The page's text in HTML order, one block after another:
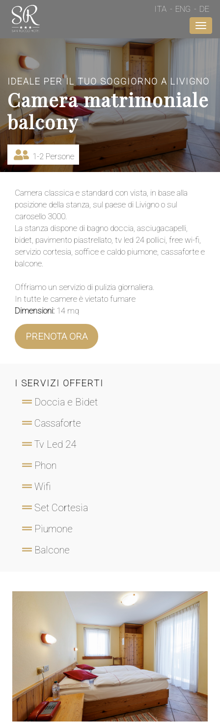
ITA ENG
DE
IDEALE PER IL TUO SOGGIORNO A LIVIGNO
Camera matrimoniale
balcony
1-2 Persone
Camera classica e standard con vista, in base alla
posizione della stanza, sul paese di Livigno o sul
carosello 3000.
La stanza dispone di bagno doccia, asciugacapelli,
bidet, pavimento piastrellato, tv led 24 pollici, free wi-fi,
servizio cortesia, soffice e caldo piumone, cassaforte e
balcone.
Offriamo un servizio di pulizia giornaliera.
In tutte le camere è vietato fumare
Dimensioni: 14 mq
PRENOTA ORA
I SERVIZI OFFERTI
Doccia e Bidet
Cassaforte
Tv Led 24
Phon
Wifi
Set Cortesia
Piumone
Balcone